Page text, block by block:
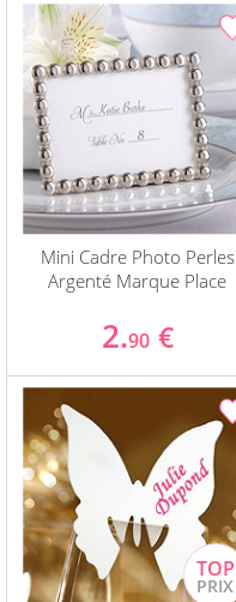
Mini Cadre Photo Perles
Argenté Marque Place
2.90 €